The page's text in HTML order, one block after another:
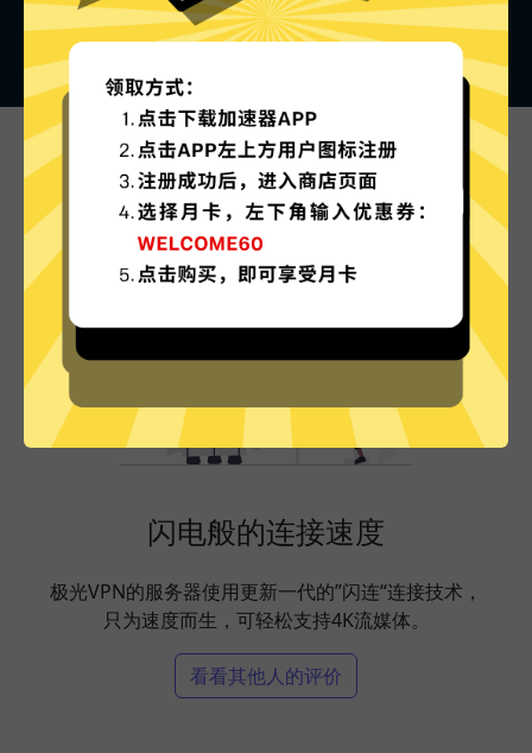
极光VPN的特色
闪电般的连接速度
极光VPN的服务器使用更新一代的”闪连“连接技术，
只为速度而生，可轻松支持4K流媒体。
看看其他人的评价